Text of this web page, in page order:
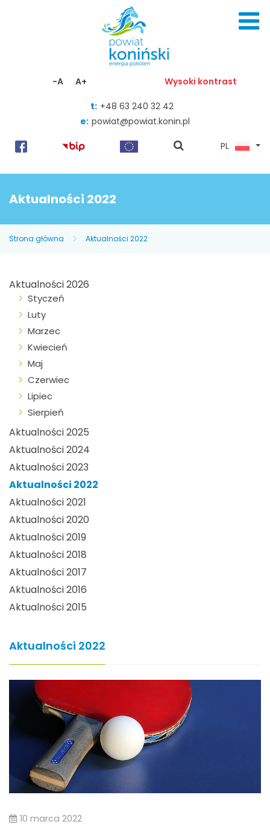
-A A+ Wysoki kontrast
t: +48 63 240 32 42
e: powiat@powiat.konin.pl
pokaż
PL
Aktualności 2022
Strona główna Aktualności 2022
Aktualności 2026
Styczeń
Luty
Marzec
Kwiecień
Maj
Czerwiec
Lipiec
Sierpień
Aktualności 2025
Aktualności 2024
Aktualności 2023
Aktualności 2022
Aktualności 2021
Aktualności 2020
Aktualności 2019
Aktualności 2018
Aktualności 2017
Aktualności 2016
Aktualności 2015
Aktualności 2022
10 marca 2022